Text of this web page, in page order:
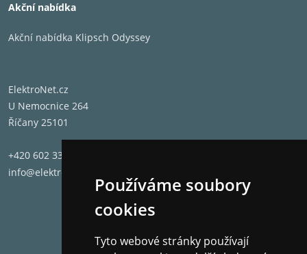
Používáme soubory
cookies
Tyto webové stránky používají
Akční nabídka
Akční nabídka Klipsch Odyssey
ElektroNet.cz
U Nemocnice 264
Říčany 25101
+420 602 331 662
info@elektronet.cz